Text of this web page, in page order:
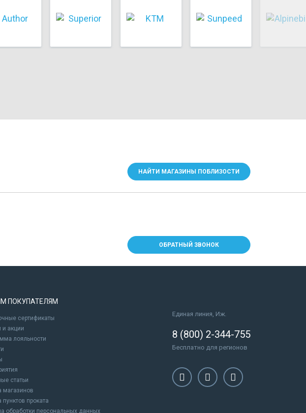
НАЙТИ МАГАЗИНЫ ПОБЛИЗОСТИ
ОБРАТНЫЙ ЗВОНОК
ПОКУПАТЕЛЯМ
сертификаты
и акции
лояльности
статьи
магазинов
пунктов проката
обработки персональных данных
Единая линия, Иж.
8 (800) 2-344-755
Бесплатно для регионов